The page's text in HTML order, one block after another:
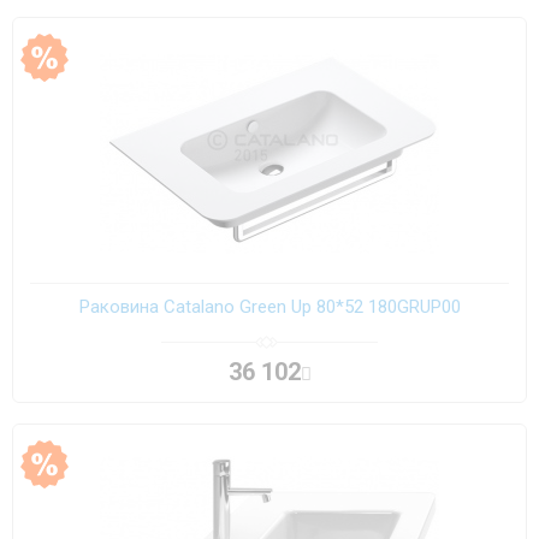
Раковина Catalano Green Up 80*52 180GRUP00
36 102